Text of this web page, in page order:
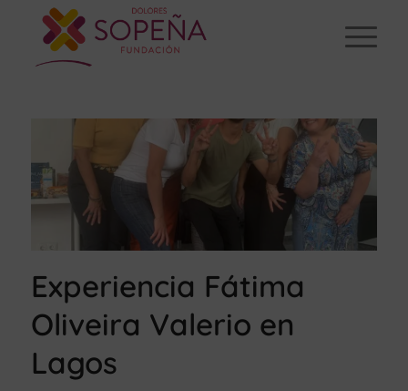
Experiencia Fátima
Oliveira Valerio en
Lagos